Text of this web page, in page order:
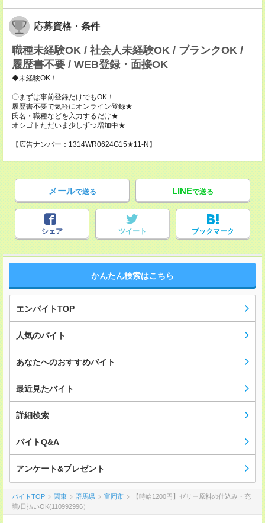
応募資格・条件
職種未経験OK / 社会人未経験OK / ブランクOK /
履歴書不要 / WEB登録・面接OK
◆未経験OK！
〇まずは事前登録だけでもOK！
履歴書不要で気軽にオンライン登録★
氏名・職種などを入力するだけ★
オシゴトただいま少しずつ増加中★
【広告ナンバー：1314WR0624G15★11-N】
メールで送る LINEで送る
シェア ツイート ブックマーク
かんたん検索はこちら
エンバイトTOP
人気のバイト
あなたへのおすすめバイト
最近見たバイト
詳細検索
バイトQ&A
アンケート&プレゼント
バイトTOP 関東 群馬県 富岡市
【時給1200円】ゼリー原料の仕込み・充
填/日払いOK(110992996）